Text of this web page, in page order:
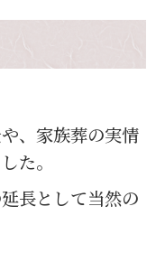
、家族葬の実情
た。
長として当然の